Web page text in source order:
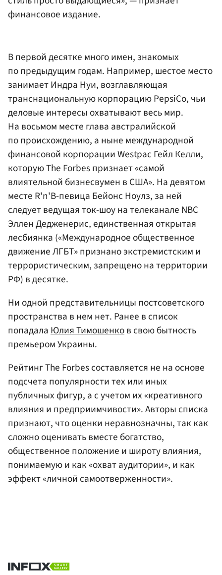
финансовое издание.
В первой десятке много имен, знакомых
по предыдущим годам. Например, шестое место
занимает Индра Нуи, возглавляющая
транснациональную корпорацию PepsiCo, чьи
деловые интересы охватывают весь мир.
На восьмом месте глава австралийской
по происхождению, а ныне международной
финансовой корпорации Westpac Гейл Келли,
которую The Forbes признает «самой
влиятельной бизнесвумен в США». На девятом
месте R'n'B-певица Бейонс Ноулз, за ней
следует ведущая ток-шоу на телеканале NBC
Эллен Дедженерис, единственная открытая
лесбиянка («Международное общественное
движение ЛГБТ» признано экстремистским и
террористическим, запрещено на территории
РФ) в десятке.
Ни одной представительницы постсоветского
пространства в нем нет. Ранее в список
попадалаЮлия Тимошенков свою бытность
премьером Украины.
Рейтинг The Forbes составляется не на основе
подсчета популярности тех или иных
публичных фигур, а с учетом их «креативного
влияния и предприимчивости». Авторы списка
признают, что оценки неравнозначны, так как
сложно оценивать вместе богатство,
общественное положение и широту влияния,
понимаемую и как «охват аудитории», и как
эффект «личной самоотверженности».